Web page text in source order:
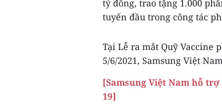
tỷ đồng, trao tặng 1.000
tuyến đầu trong công tác
Tại Lễ ra mắt Quỹ Vaccine
5/6/2021, Samsung Việt
[Samsung Việt Nam hỗ
19]